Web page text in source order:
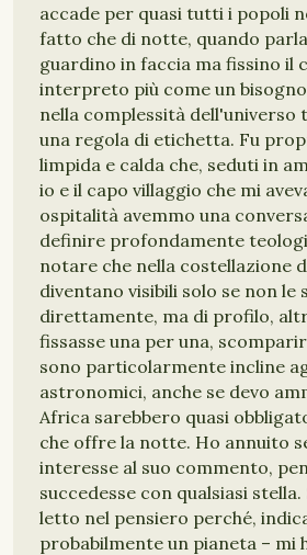
accade per quasi tutti i popoli
fatto che di notte, quando
guardino in faccia ma fissino il
interpreto più come un
nella complessità dell'universo
una regola di etichetta. Fu
limpida e calda che, seduti in
io e il capo villaggio che mi
ospitalità avemmo una
definire profondamente
notare che nella costellazione
diventano visibili solo se non le
direttamente, ma di profilo,
fissasse una per una,
sono particolarmente incline
astronomici, anche se devo
Africa sarebbero quasi
che offre la notte. Ho annuito
interesse al suo commento,
succedesse con qualsiasi
letto nel pensiero perché,
probabilmente un pianeta – mi